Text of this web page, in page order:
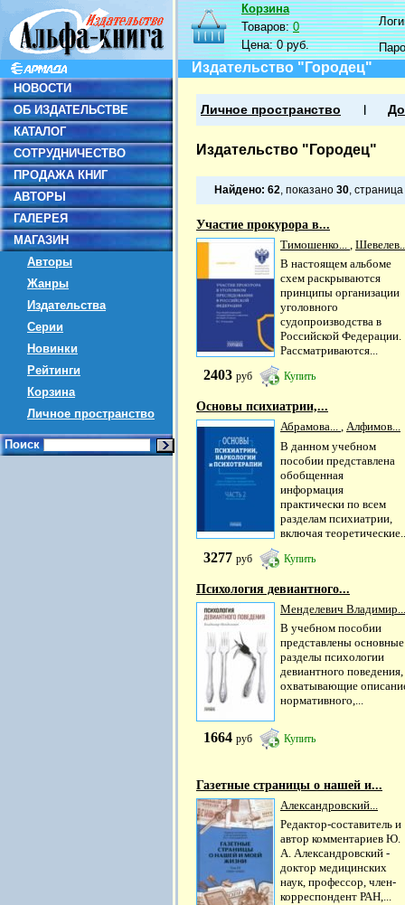
НОВОСТИ
ОБ ИЗДАТЕЛЬСТВЕ
КАТАЛОГ
СОТРУДНИЧЕСТВО
ПРОДАЖА КНИГ
АВТОРЫ
ГАЛЕРЕЯ
МАГАЗИН
Авторы
Жанры
Издательства
Серии
Новинки
Рейтинги
Корзина
Личное пространство
Поиск
Корзина
Товаров:0
Цена:0 руб.
Издательство "Городец"
Личное пространство
Издательство "Городец"
Найдено: 62, показано 30, страница
Участие прокурора в...
Тимошенко... ,
В настоящем альбоме
схем раскрываются
принципы организации
уголовного
судопроизводства в
Российской Федерации.
Рассматриваются...
2403 руб Купить
Основы психиатрии,...
Абрамова... , Алфимов...
В данном учебном
пособии представлена
обобщенная
информация
практически по всем
разделам психиатрии,
включая
3277 руб Купить
Психология девиантного...
Менделевич Владимир...
В учебном пособии
представлены основные
разделы психологии
девиантного поведения,
охватывающие
нормативного,...
1664 руб Купить
Газетные страницы о нашей и...
Александровский...
Редактор-составитель и
автор комментариев Ю.
А. Александровский -
доктор медицинских
наук, профессор, член-
корреспондент РАН,...